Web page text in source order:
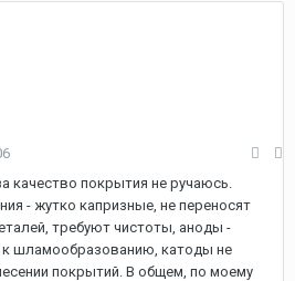
качество покрытия не ручаюсь.
- жутко капризные, не переносят
требуют чистоты, аноды -
к шламообразованию, катоды не
покрытий. В общем, по моему